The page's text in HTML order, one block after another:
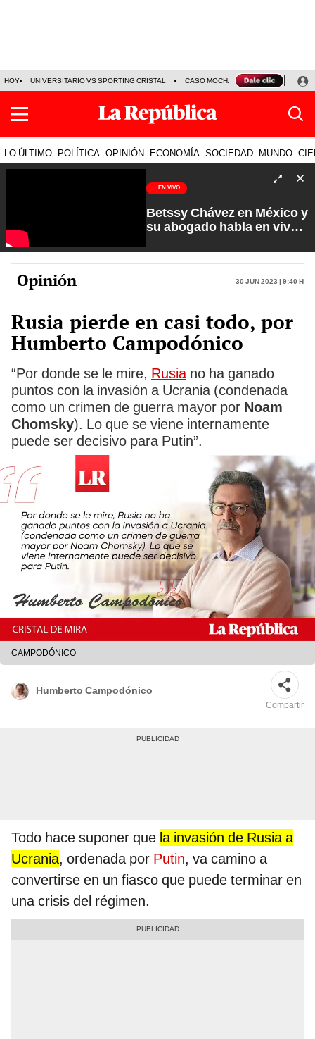
HOY UNIVERSITARIO VS SPORTING CRISTAL CASO MOCHASUELDOS
LO ÚLTIMO POLÍTICA OPINIÓN ECONOMÍA SOCIEDAD MUNDO
EN VIVO
Betssy Chávez en México y
su abogado habla en vivo |
Carlos Cornejo
Opinión 30 Jun 2023 | 9:40 h
Rusia pierde en casi todo, por
Humberto Campodónico
“Por donde se le mire, Rusiano ha ganado
puntos con la invasión a Ucrania (condenada
como un crimen de guerra mayor por Noam
Chomsky). Lo que se viene internamente
puede ser decisivo para Putin”.
CAMPODÓNICO
Humberto Campodónico
Compartir
Todo hace suponer que la invasión de Rusia a
Ucrania, ordenada por Putin, va camino a
convertirse en un fiasco que puede terminar en
una crisis del régimen.